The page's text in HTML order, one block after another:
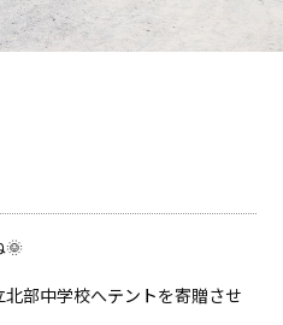
🌞
北部中学校へテントを寄贈させ